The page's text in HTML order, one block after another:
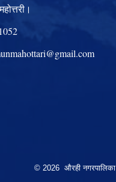
© 2026 औरही नगरपालिका